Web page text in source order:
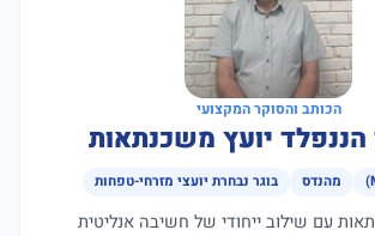
הכותב והסוקר המקצועי
יועץ משכנתאות
מהנדס בוגר נבחרת יועצי מזרחי-טפחות
עם שילוב ייחודי של חשיבה אנליטית